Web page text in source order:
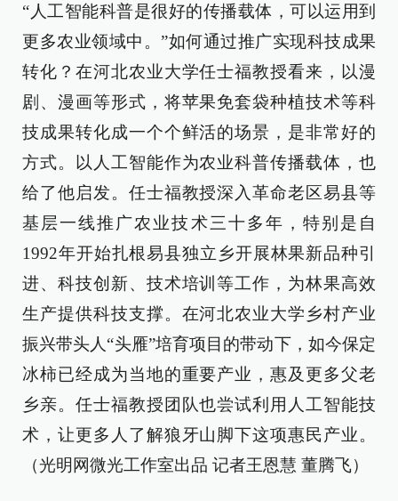
“人工智能科普是很好的传播载体，可以运用到
更多农业领域中。”如何通过推广实现科技成果
转化？在河北农业大学任士福教授看来，以漫
剧、漫画等形式，将苹果免套袋种植技术等科
技成果转化成一个个鲜活的场景，是非常好的
方式。以人工智能作为农业科普传播载体，也
给了他启发。任士福教授深入革命老区易县等
基层一线推广农业技术三十多年，特别是自
1992年开始扎根易县独立乡开展林果新品种引
进、科技创新、技术培训等工作，为林果高效
生产提供科技支撑。在河北农业大学乡村产业
振兴带头人“头雁”培育项目的带动下，如今保定
冰柿已经成为当地的重要产业，惠及更多父老
乡亲。任士福教授团队也尝试利用人工智能技
术，让更多人了解狼牙山脚下这项惠民产业。
（光明网微光工作室出品 记者王恩慧 董腾飞）